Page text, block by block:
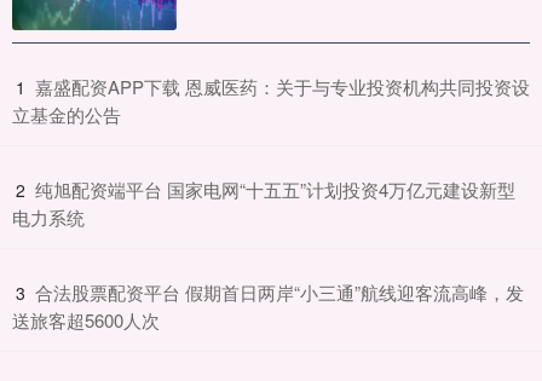
1 ​嘉盛配资APP下载 恩威医药：关于与专业投资机构共同投资设
立基金的公告
2 ​纯旭配资端平台 国家电网“十五五”计划投资4万亿元建设新型
电力系统
3 ​合法股票配资平台 假期首日两岸“小三通”航线迎客流高峰，发
送旅客超5600人次